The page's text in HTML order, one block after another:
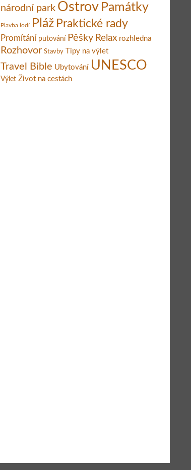
národní park Ostrov Památky
Plavba lodí Pláž Praktické rady
Promítání putování Pěšky Relax rozhledna
Rozhovor Stavby Tipy na výlet
Travel Bible Ubytování UNESCO
Výlet Život na cestách